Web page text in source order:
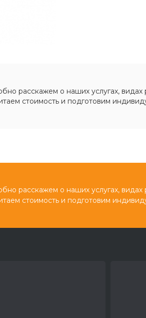
расскажем о наших услугах, видах
стоимость и подготовим
расскажем о наших услугах, видах
стоимость и подготовим